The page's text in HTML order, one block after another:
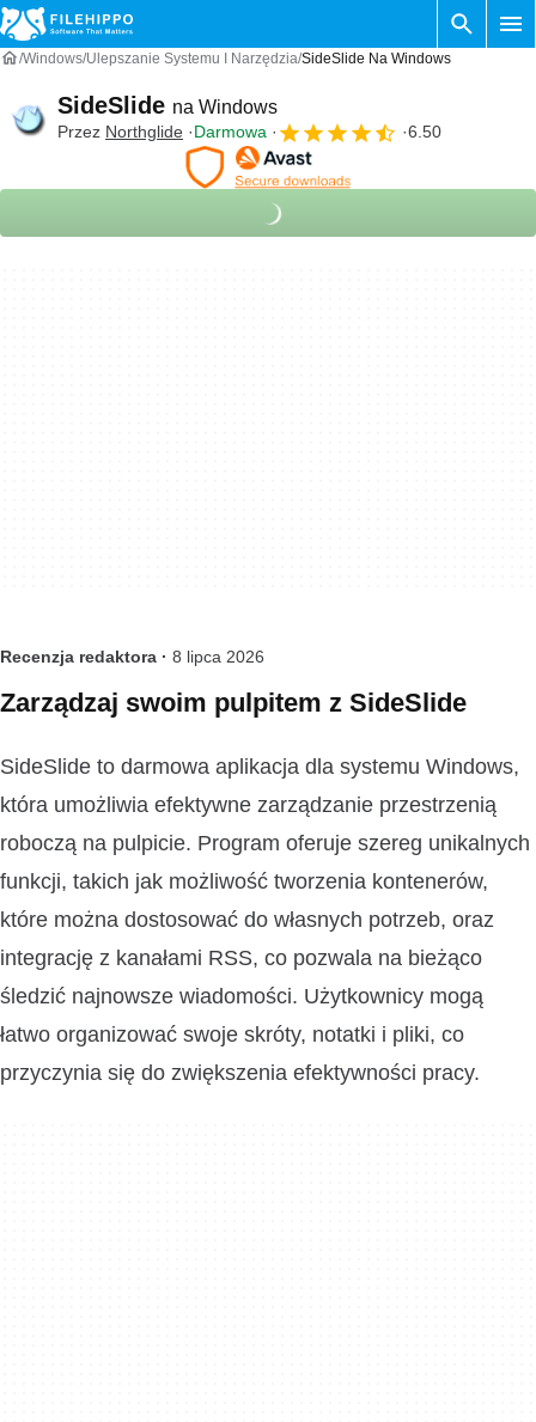
Windows Ulepszanie Systemu I Narzędzia SideSlide Na Windows
SideSlide na Windows
Przez Northglide Darmowa 6.50
Recenzja redaktora · 8 lipca 2026
Zarządzaj swoim pulpitem z SideSlide
SideSlide to darmowa aplikacja dla systemu Windows,
która umożliwia efektywne zarządzanie przestrzenią
roboczą na pulpicie. Program oferuje szereg unikalnych
funkcji, takich jak możliwość tworzenia kontenerów,
które można dostosować do własnych potrzeb, oraz
integrację z kanałami RSS, co pozwala na bieżąco
śledzić najnowsze wiadomości. Użytkownicy mogą
łatwo organizować swoje skróty, notatki i pliki, co
przyczynia się do zwiększenia efektywności pracy.